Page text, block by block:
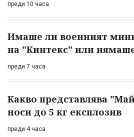
преди 10 часа
Имаше ли военният
на "Кинтекс" или
преди 7 часа
Какво представлява
носи до 5 кг експлозив
преди 4 часа